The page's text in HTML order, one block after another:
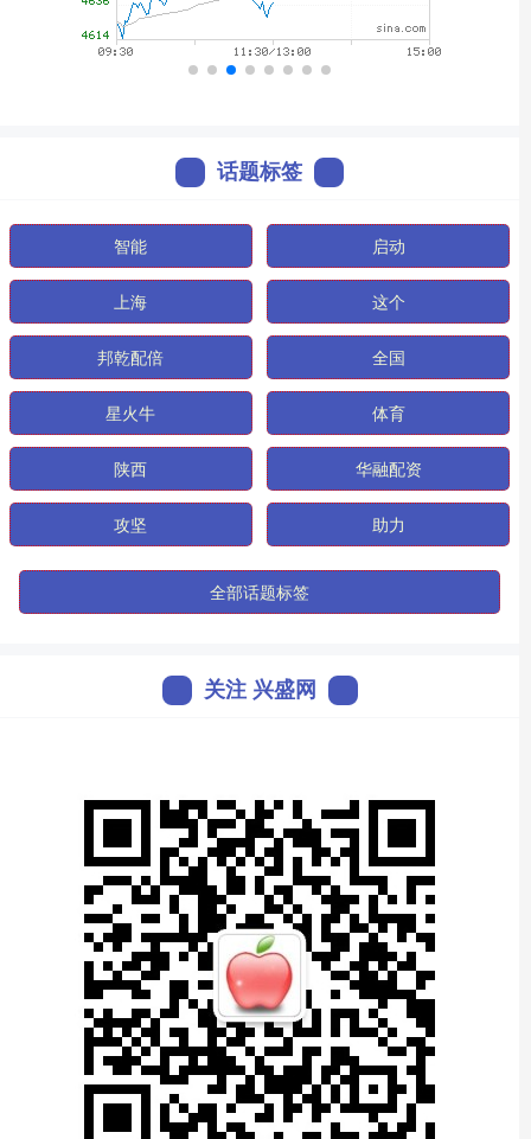
话题标签
智能 启动
上海 这个
邦乾配倍 全国
星火牛 体育
陕西 华融配资
攻坚 助力
全部话题标签
关注 兴盛网